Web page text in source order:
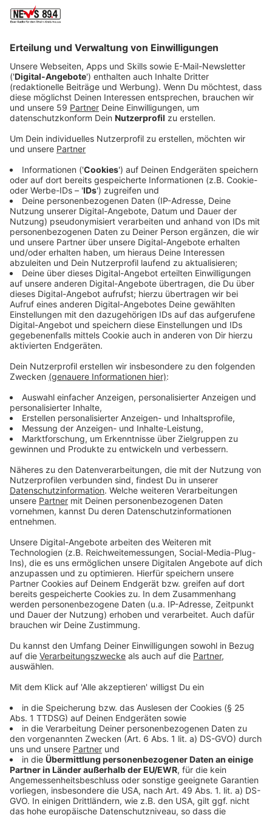
Veröffentlicht:
Es ist Liebe auf den ersten Blick und allen Hürden zum
Trotz planen die beiden junge Leute ihre gemeinsame
Zukunft in den USA. Auch wenn Lino
Anlaufschwierigkeiten in den Staaten hat und seine
Familie die Beziehung zu Amy nur bedingt toleriert,
folgt die Heirat und die Adoption eines kleinen
Mädchens. Doch dann wird bei Lino eine
lebensbedrohliche Krankheit diagnostiziert und Amy
muss sich mit dem Gedanken anfreunden, ihre
gemeinsame Tochter alleine großzuziehen. Ihre Familie
und Freunde geben den Beiden Hoffnung. Doch die
Lage ist ernst…
Streaming-Dienst: Netflix
Anzeige
Wir benötigen Ihre
Zustimmung, um den YouTube
Video-Service zu laden!
Wir verwenden einen Service eines
Drittanbieters, um Videoinhalte
einzubetten. Dieser Service kann
Daten zu Ihren Aktivitäten
Details durch und stimmen Sie der
Nutzung des Service zu, um dieses
Video anzusehen.
Akzeptieren
powered byUsercentrics Consent
Management Platform
Linos erschütternde Diagnose wirft all ihre Planungen
über Bord. Amy und Lino stehen plötzlich vor einem
Scherbenhaufen.
Anzeige
Amy verliebt sich schnell in den sympathischen Koch.
Gemeinsam wollen sie in die USA ziehen.
©Copyright: Netflix
Kochen ist Linos Leidenschaft. Doch in den USA tut er
sich zu Beginn schwer, mit seiner Leidenschaft Geld
zu verdienen.